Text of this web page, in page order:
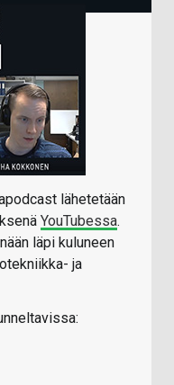
lähetetään
YouTubessa.
läpi kuluneen
ja